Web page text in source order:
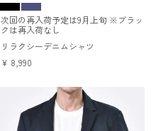
次回の再入荷予定は9月上旬 ※ブラッ
クは再入荷なし
リラクシーデニムシャツ
¥ 8,990